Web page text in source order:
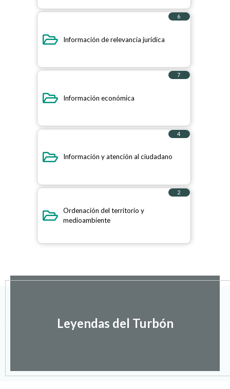
6
Información de relevancia jurídica
7
Información económica
4
Información y atención al ciudadano
2
Ordenación del territorio y
medioambiente
Leyendas del Turbón